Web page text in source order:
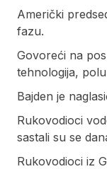
Američki
fazu.
Govoreći na
tehnologija,
Bajden je
Rukovodioci
sastali su se
Rukovodioci iz